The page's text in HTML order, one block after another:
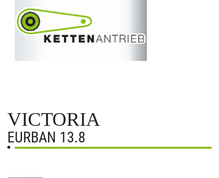
VICTORIA
EURBAN 13.8